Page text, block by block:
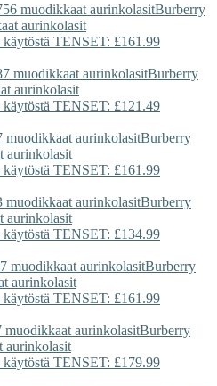
Burberry
aurinkolasit
käytöstä TENSET: £161.99
Burberry
aurinkolasit
käytöstä TENSET: £121.49
Burberry
aurinkolasit
käytöstä TENSET: £161.99
Burberry
aurinkolasit
käytöstä TENSET: £134.99
Burberry
aurinkolasit
käytöstä TENSET: £161.99
Burberry
aurinkolasit
käytöstä TENSET: £179.99